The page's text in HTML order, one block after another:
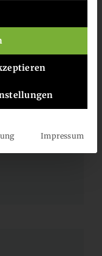
eine
einem Vorort
Produktion
eines
Impressum